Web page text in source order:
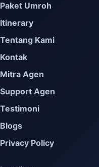
Paket Umroh
Itinerary
Tentang Kami
Kontak
Mitra Agen
Support Agen
Testimoni
Blogs
Privacy Policy